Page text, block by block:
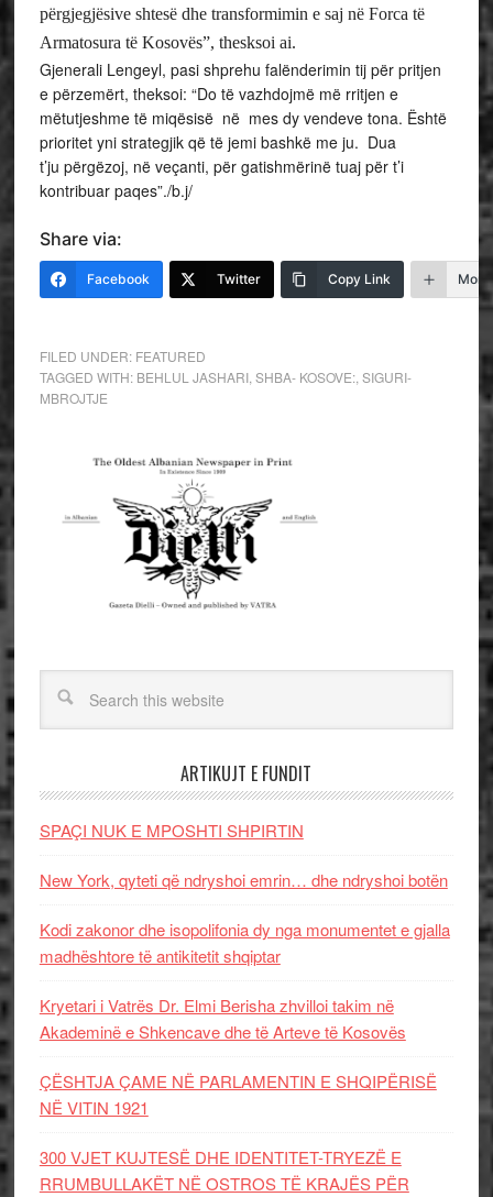
përgjegjësive shtesë dhe transformimin e saj në Forca të
Armatosura të Kosovës”, thesksoi ai.
Gjenerali Lengeyl, pasi shprehu falënderimin tij për pritjen
e përzemërt, theksoi: “Do të vazhdojmë më rritjen e
mëtutjeshme të miqësisë në mes dy vendeve tona. Është
prioritet yni strategjik që të jemi bashkë me ju. Dua
t’ju përgëzoj, në veçanti, për gatishmërinë tuaj për t’i
kontribuar paqes”./b.j/
Share via:
Facebook Twitter Copy Link More
FILED UNDER: FEATURED
TAGGED WITH: BEHLUL JASHARI, SHBA- KOSOVE:, SIGURI-
MBROJTJE
ARTIKUJT E FUNDIT
SPAÇI NUK E MPOSHTI SHPIRTIN
New York, qyteti që ndryshoi emrin… dhe ndryshoi botën
Kodi zakonor dhe isopolifonia dy nga monumentet e gjalla
madhështore të antikitetit shqiptar
Kryetari i Vatrës Dr. Elmi Berisha zhvilloi takim në
Akademinë e Shkencave dhe të Arteve të Kosovës
ÇËSHTJA ÇAME NË PARLAMENTIN E SHQIPËRISË
NË VITIN 1921
300 VJET KUJTESË DHE IDENTITET-TRYEZË E
RRUMBULLAKËT NË OSTROS TË KRAJËS PËR